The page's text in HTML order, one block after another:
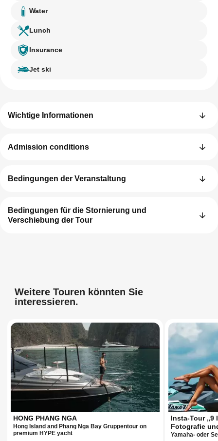
Water
Lunch
Insurance
Jet ski
Wichtige Informationen
Admission conditions
Bedingungen der Veranstaltung
Bedingungen für die Stornierung und
Verschiebung der Tour
Weitere Touren könnten Sie
interessieren.
HONG PHANG NGA
Hong Island and Phang Nga Bay Gruppentour on
premium HYPE yacht
Insta-Tour „9
Fotografie
Yamaha- oder